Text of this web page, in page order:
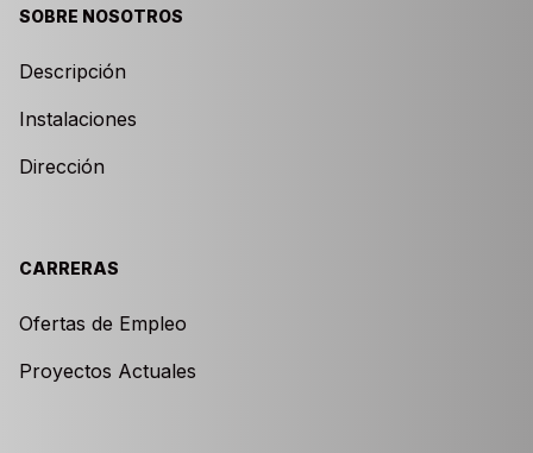
SOBRE NOSOTROS
Descripción
Instalaciones
Dirección
CARRERAS
Ofertas de Empleo
Proyectos Actuales